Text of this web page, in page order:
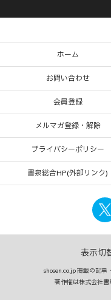
ホーム
お問い合わせ
会員登録
メルマガ登録・解除
プライバシーポリシー
書泉総合HP(外部リンク)
表示切
shosen.co.jp 掲載の記事
著作権は株式会社書